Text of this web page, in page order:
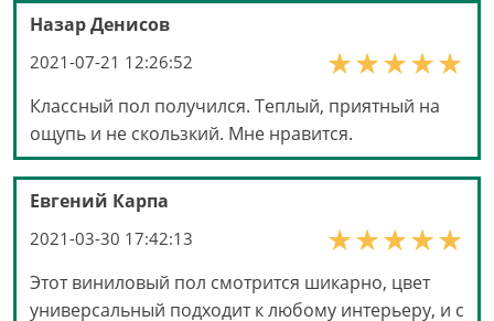
Назар Денисов
2021-07-21 12:26:52
Классный пол получился. Теплый, приятный на
ощупь и не скользкий. Мне нравится.
Евгений Карпа
2021-03-30 17:42:13
Этот виниловый пол смотрится шикарно, цвет
универсальный подходит к любому интерьеру, и с